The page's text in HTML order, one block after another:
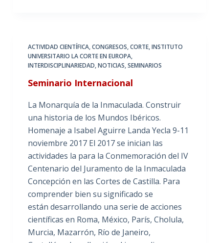
ACTIVIDAD CIENTÍFICA,CONGRESOS,CORTE,INSTITUTO
UNIVERSITARIO LA CORTE EN EUROPA,
INTERDISCIPLINARIEDAD,NOTICIAS,SEMINARIOS
Seminario Internacional
La Monarquía de la Inmaculada. Construir
una historia de los Mundos Ibéricos.
Homenaje a Isabel Aguirre Landa Yecla 9-11
noviembre 2017 El 2017 se inician las
actividades la para la Conmemoración del IV
Centenario del Juramento de la Inmaculada
Concepción en las Cortes de Castilla. Para
comprender bien su significado se
están desarrollando una serie de acciones
científicas en Roma, México, París, Cholula,
Murcia, Mazarrón, Río de Janeiro,